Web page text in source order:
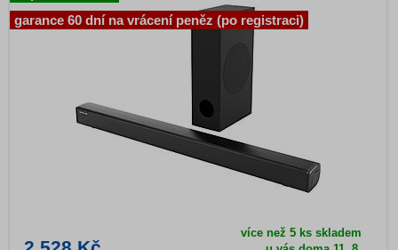
více než 5 ks skladem
garance 60 dní na vrácení peněz (po registraci)